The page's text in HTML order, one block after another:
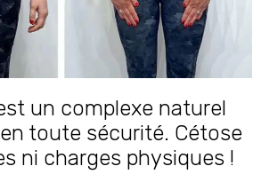
un complexe naturel
toute sécurité. Cétose
ni charges physiques !